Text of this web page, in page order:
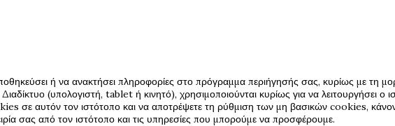
ή να ανακτήσει πληροφορίες στο πρόγραμμα περιήγησής σας, κυρίως με τη
(υπολογιστή, tablet ή κινητό), χρησιμοποιούνται κυρίως για να λειτουργήσει ο
σε αυτόν τον ιστότοπο και να αποτρέψετε τη ρύθμιση των μη βασικών cookies,
σας από τον ιστότοπο και τις υπηρεσίες που μπορούμε να προσφέρουμε.